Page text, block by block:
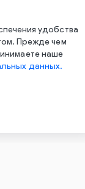
удобства
Прежде чем
наше
данных.